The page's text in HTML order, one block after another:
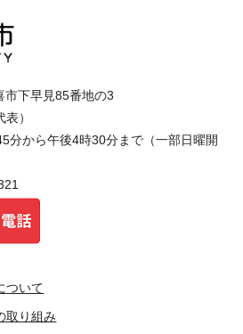
下早見85番地の3
）
分から午後4時30分まで（一部日曜開
ついて
取り組み